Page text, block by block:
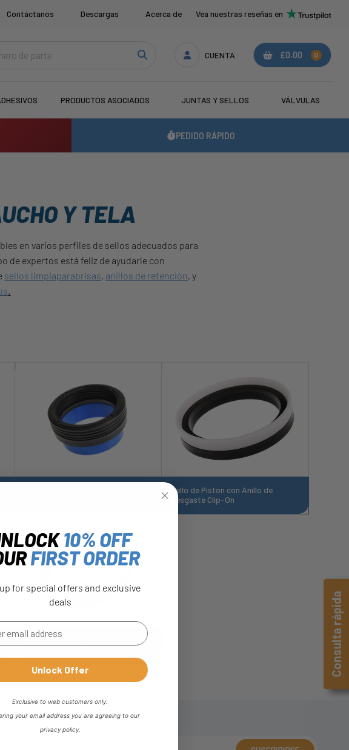
Contáctanos Descargas Acerca de Vea nuestras reseñas en
CUENTA £0.00 0
PRODUCTOS ASOCIADOS JUNTAS Y SELLOS VÁLVULAS
PEDIDO RÁPIDO
Y TELA
en varios perfiles de sellos adecuados para
de expertos está feliz de ayudarle con
sellos limpiaparabrisas, anillos de retención, y
.
Sello de Pistón con Anillo de
Desgaste Clip-On
Sello de pistón - 3 piezas con anillo
Consulta rápida
10% OFF
FIRST ORDER
for special offers and exclusive
deals
Unlock Offer
Exclusive to web customers only.
your email address you are agreeing to our
privacy policy.